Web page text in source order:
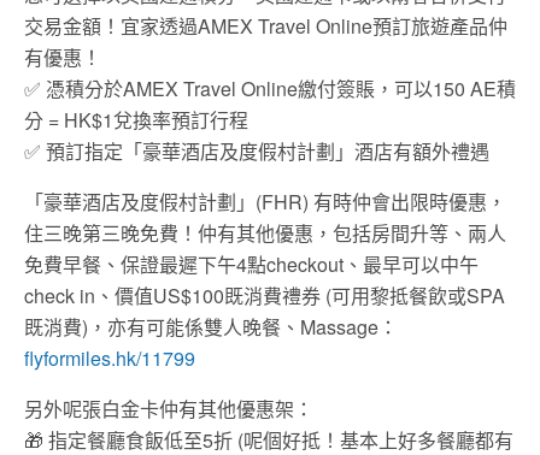
交易金額！宜家透過AMEX Travel Online預訂旅遊產品仲
有優惠！
✅ 憑積分於AMEX Travel Online繳付簽賬，可以150 AE積
分 = HK$1兌換率預訂行程
✅ 預訂指定「豪華酒店及度假村計劃」酒店有額外禮遇
「豪華酒店及度假村計劃」(FHR) 有時仲會出限時優惠，
住三晚第三晚免費！仲有其他優惠，包括房間升等、兩人
免費早餐、保證最遲下午4點checkout、最早可以中午
check in、價值US$100既消費禮券 (可用黎抵餐飲或SPA
既消費)，亦有可能係雙人晚餐、Massage：
flyformiles.hk/11799
另外呢張白金卡仲有其他優惠架：
🎁 指定餐廳食飯低至5折 (呢個好抵！基本上好多餐廳都有